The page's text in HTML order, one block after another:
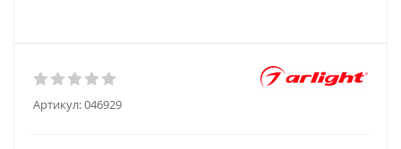
Артикул:046929